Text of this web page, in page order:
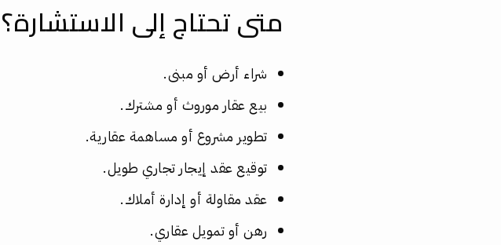
متى تحتاج إلى الاستشارة؟
شراء أرض أو مبنى.
بيع عقار موروث أو مشترك.
تطوير مشروع أو مساهمة عقارية.
توقيع عقد إيجار تجاري طويل.
عقد مقاولة أو إدارة أملاك.
رهن أو تمويل عقاري.